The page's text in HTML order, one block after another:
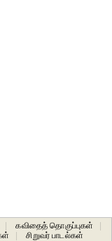
கவிதைத் தொகுப்புகள்
சிறுவர் பாடல்கள்